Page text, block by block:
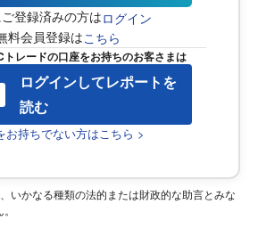
登録済みの方はログイン
料会員登録はこちら
トレードの口座をお持ちのお客さまは
ログインしてレポートを
読む
お持ちでない方はこちら >
いかなる種類の法的または財政的な助言とみな